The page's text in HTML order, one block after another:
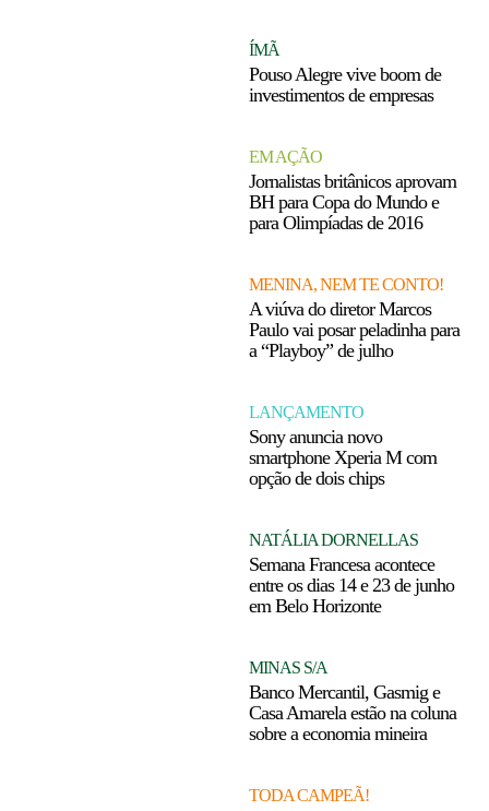
ÍMÃ
Pouso Alegre vive boom de
investimentos de empresas
EM AÇÃO
Jornalistas britânicos aprovam
BH para Copa do Mundo e
para Olimpíadas de 2016
MENINA, NEM TE CONTO!
A viúva do diretor Marcos
Paulo vai posar peladinha para
a “Playboy” de julho
LANÇAMENTO
Sony anuncia novo
smartphone Xperia M com
opção de dois chips
NATÁLIA DORNELLAS
Semana Francesa acontece
entre os dias 14 e 23 de junho
em Belo Horizonte
MINAS S/A
Banco Mercantil, Gasmig e
Casa Amarela estão na coluna
sobre a economia mineira
TODA CAMPEÃ!